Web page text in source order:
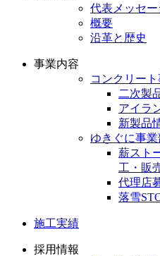
代表メッセー
概要
沿革と歴史
事業内容
コンクリー
二次製
アイラ
新製品
ゆきぐに事
薪スト
工・販
代理店
落雪
施工実績
採用情報